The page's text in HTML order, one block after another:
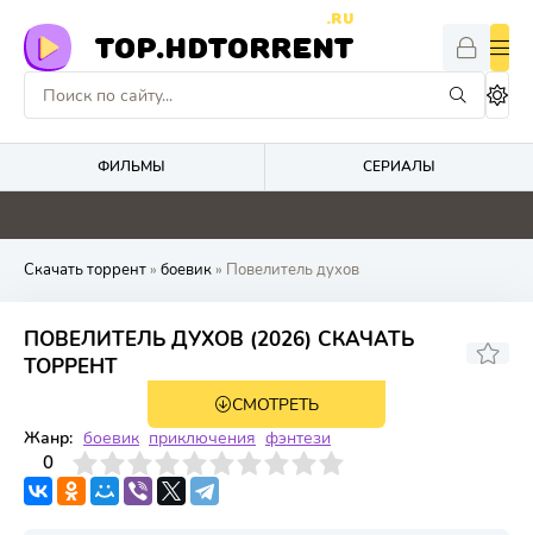
TOP.HDTORRENT
.RU
ФИЛЬМЫ СЕРИАЛЫ
4.4 4.1 5.2 0
Скачать торрент» боевик» Повелитель духов
ПОВЕЛИТЕЛЬ ДУХОВ (2026) СКАЧАТЬ
ТОРРЕНТ
WEB-DL, WEBRip
1 сезон 16 серияСМОТРЕТЬ
Жанр: боевик приключения фэнтези
0
4 6 7 8 9 10